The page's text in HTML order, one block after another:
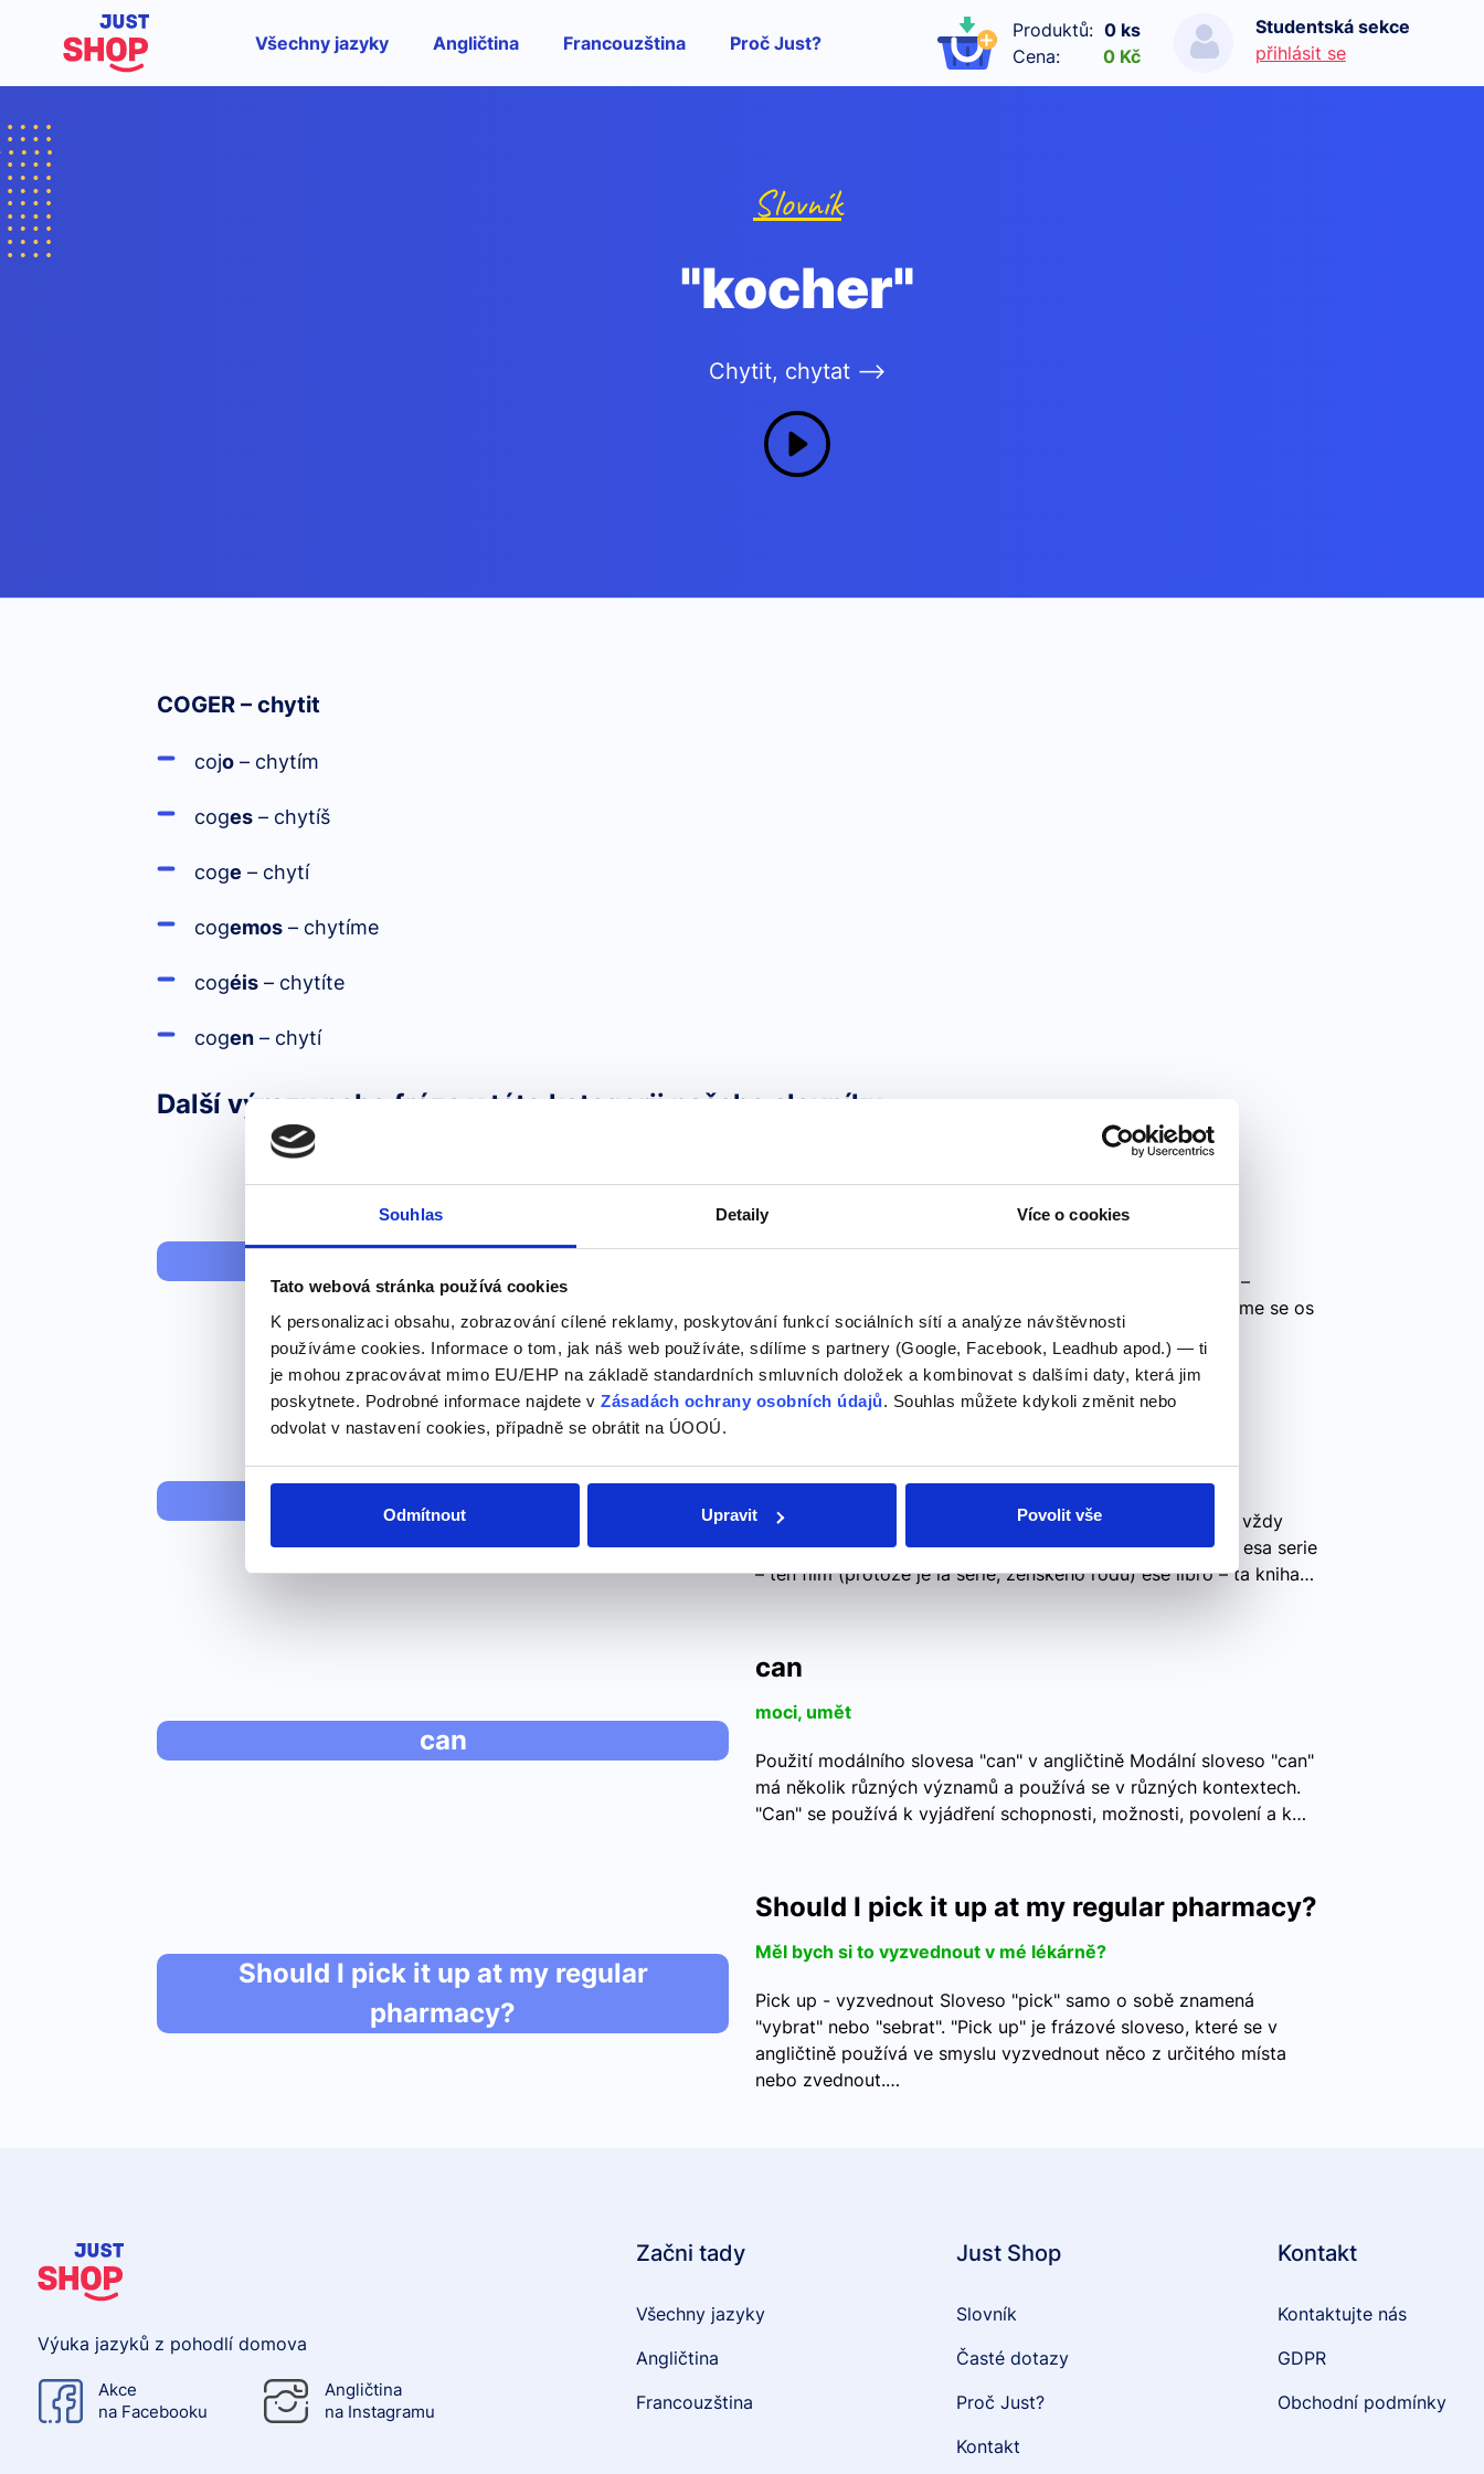
Souhlas Detaily Více o cookies
Tato webová stránka používá cookies
K personalizaci obsahu, zobrazování cílené reklamy, poskytování funkcí sociálních sítí a analýze návštěvnosti
používáme cookies. Informace o tom, jak náš web používáte, sdílíme s partnery (Google, Facebook, Leadhub apod.) — ti
je mohou zpracovávat mimo EU/EHP na základě standardních smluvních doložek a kombinovat s dalšími daty, která jim
poskytnete. Podrobné informace najdete v Zásadách ochrany osobních údajů. Souhlas můžete kdykoli změnit nebo
odvolat v nastavení cookies, případně se obrátit na ÚOOÚ.
Odmítnout Upravit Povolit vše
Všechny jazyky Angličtina Francouzština Proč Just?
Produktů: 0 ks
Cena:
0 Kč
Studentská sekce
přihlásit se
Slovník
"kocher"
Chytit, chytat -->
COGER – chytit
cojo – chytím
coges – chytíš
coge – chytí
cogemos – chytíme
cogéis – chytíte
cogen – chytí
Další výrazy nebo fráze v této kategorii našeho slovníku
"jamarse → se jama"
"jamarse → se jama"
LLAMARSE – jmenovat se me llamo – jmenuji se te llamas –
jmenuješ se se llama – jmenuje se nos llamamos – jmenujeme se os
llamáis – jmenujete se se llaman – jmenují se
"esa"
Ten, ta, to -->
Ukazovací zájmeno ese – ten esa – ta esos – ti esas – ty vždy
musí být ve shodě s podstatným jménem v rodě a v čísle: esa serie
– ten film (protože je la serie, ženského rodu) ese libro – ta kniha…
can
can
moci, umět
Použití modálního slovesa "can" v angličtině Modální sloveso "can"
má několik různých významů a používá se v různých kontextech.
"Can" se používá k vyjádření schopnosti, možnosti, povolení a k…
Should I pick it up at my regular
pharmacy?
Should I pick it up at my regular pharmacy?
Měl bych si to vyzvednout v mé lékárně?
Pick up - vyzvednout Sloveso "pick" samo o sobě znamená
"vybrat" nebo "sebrat". "Pick up" je frázové sloveso, které se v
angličtině používá ve smyslu vyzvednout něco z určitého místa
nebo zvednout.…
Výuka jazyků z pohodlí domova
Akce
na Facebooku
Angličtina
na Instagramu
Začni tady
Všechny jazyky
Angličtina
Francouzština
Just Shop
Slovník
Časté dotazy
Proč Just?
Kontakt
Kontakt
Kontaktujte nás
GDPR
Obchodní podmínky